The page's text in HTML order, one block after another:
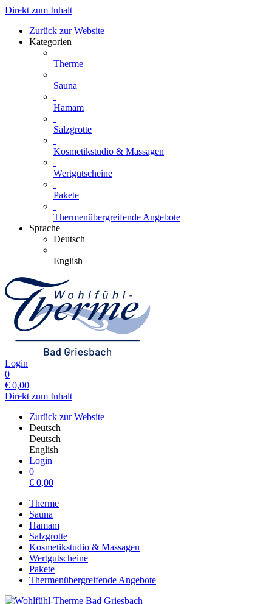
Direkt zum Inhalt
Zurück zur Website
Kategorien
Therme
Sauna
Hamam
Salzgrotte
Kosmetikstudio & Massagen
Wertgutscheine
Pakete
Thermenübergreifende Angebote
Sprache
Deutsch
English
Login
0
€ 0,00
Direkt zum Inhalt
Zurück zur Website
Deutsch
Deutsch
English
Login
0
€ 0,00
Therme
Sauna
Hamam
Salzgrotte
Kosmetikstudio & Massagen
Wertgutscheine
Pakete
Thermenübergreifende Angebote